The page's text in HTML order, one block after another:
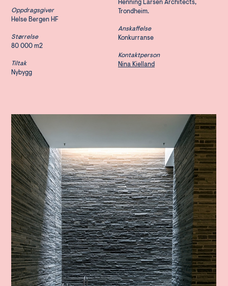
Oppdragsgiver
Helse Bergen HF
Størrelse
80 000 m2
Tiltak
Nybygg
Henning Larsen Architects,
Trondheim.
Anskaffelse
Konkurranse
Kontaktperson
Nina Kielland